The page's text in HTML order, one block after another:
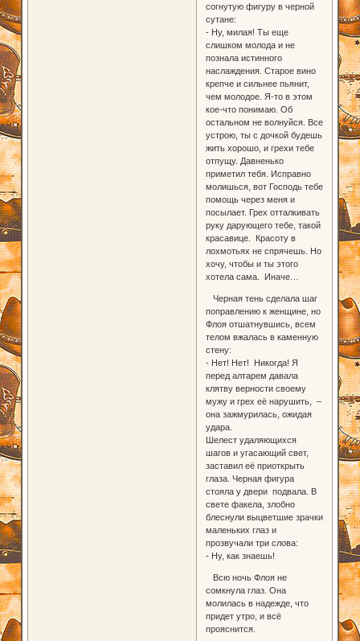
согнутую фигуру в черной
сутане:
- Ну, милая! Ты еще
слишком молода и не
познала истинного
наслаждения. Старое вино
крепче и сильнее пьянит,
чем молодое. Я-то в этом
кое-что понимаю. Об
остальном не волнуйся. Все
устрою, ты с дочкой будешь
жить хорошо, и грехи тебе
отпущу. Давненько
приметил тебя. Исправно
молишься, вот Господь тебе
помощь через меня и
посылает. Грех отталкивать
руку дарующего тебе, такой
красавице. Красоту в
лохмотьях не спрячешь. Но
хочу, чтобы и ты этого
хотела сама. Иначе…
Черная тень сделала шаг
поправлению к женщине, но
Флоя отшатнувшись, всем
телом вжалась в каменную
стену:
- Нет! Нет! Никогда! Я
перед алтарем давала
клятву верности своему
мужу и грех её нарушить, –
она зажмурилась, ожидая
удара.
Шелест удаляющихся
шагов и угасающий свет,
заставил её приоткрыть
глаза. Черная фигура
стояла у двери подвала. В
свете факела, злобно
блеснули выцветшие зрачки
маленьких глаз и
прозвучали три слова:
- Ну, как знаешь!
Всю ночь Флоя не
сомкнула глаз. Она
молилась в надежде, что
придет утро, и всё
прояснится.